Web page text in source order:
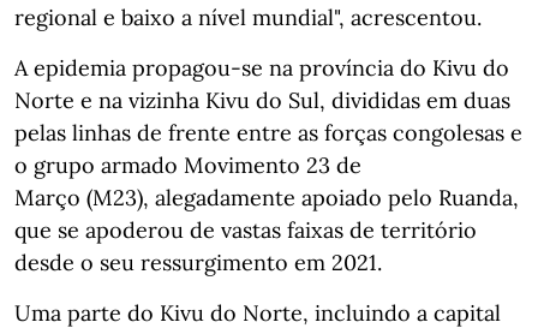
regional e baixo a nível mundial", acrescentou.
A epidemia propagou-se na província do Kivu do
Norte e na vizinha Kivu do Sul, divididas em duas
pelas linhas de frente entre as forças congolesas e
o grupo armado Movimento 23 de
Março (M23), alegadamente apoiado pelo Ruanda,
que se apoderou de vastas faixas de território
desde o seu ressurgimento em 2021.
Uma parte do Kivu do Norte, incluindo a capital